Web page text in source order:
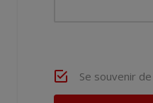
Se souvenir